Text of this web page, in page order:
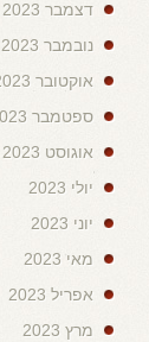
דצמבר 2023
נובמבר 2023
אוקטובר 2023
ספטמבר 2023
אוגוסט 2023
יולי 2023
יוני 2023
מאי 2023
אפריל 2023
מרץ 2023